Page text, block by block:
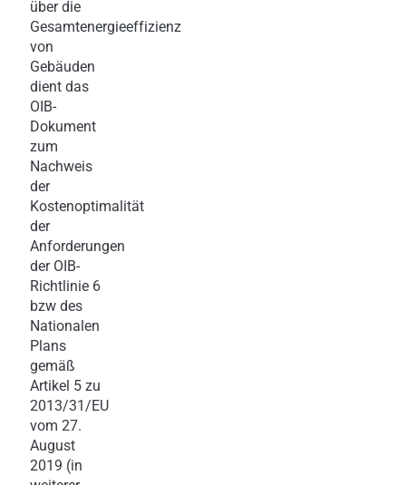
über die
Gesamtenergieeffizienz
von
Gebäuden
dient das
OIB-
Dokument
zum
Nachweis
der
Kostenoptimalität
der
Anforderungen
der OIB-
Richtlinie 6
bzw des
Nationalen
Plans
gemäß
Artikel 5 zu
2013/31/EU
vom 27.
August
2019 (in